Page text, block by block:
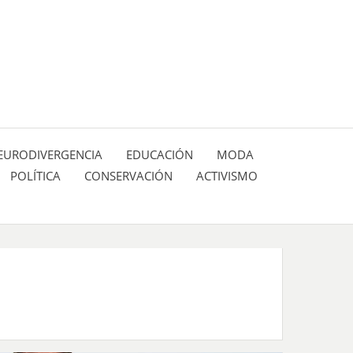
DE:
EDUCACIÓN
MODA
POLÍTICA CONSERVACIÓN
ACTIVISMO